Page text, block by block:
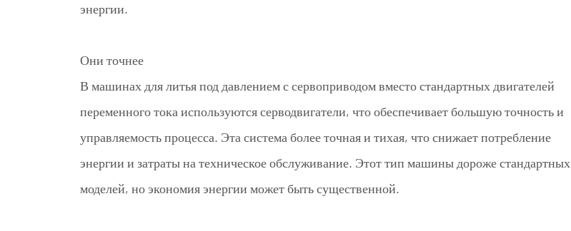
энергии.
Они точнее
В машинах для литья под давлением с сервоприводом вместо стандартных двигателей
переменного тока используются серводвигатели, что обеспечивает большую точность и
управляемость процесса. Эта система более точная и тихая, что снижает потребление
энергии и затраты на техническое обслуживание. Этот тип машины дороже стандартных
моделей, но экономия энергии может быть существенной.